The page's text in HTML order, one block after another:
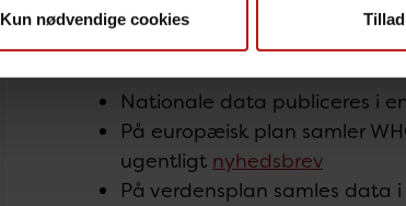
Kun nødvendige cookies
Overvågningsdata bliver
Nationale data publiceres i
På europæisk plan samler
ugentligt nyhedsbrev
På verdensplan samles data i